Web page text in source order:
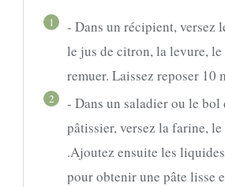
1
- Dans un récipient, versez
le jus de citron, la levure, le
remuer. Laissez reposer 10
2
- Dans un saladier ou le
pâtissier, versez la farine, le
.Ajoutez ensuite les
pour obtenir une pâte lisse